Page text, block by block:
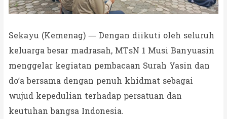
Sekayu (Kemenag) — Dengan diikuti oleh seluruh
keluarga besar madrasah, MTsN 1 Musi Banyuasin
menggelar kegiatan pembacaan Surah Yasin dan
do’a bersama dengan penuh khidmat sebagai
wujud kepedulian terhadap persatuan dan
keutuhan bangsa Indonesia.